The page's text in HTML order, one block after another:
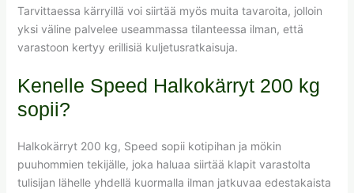
Tarvittaessa kärryillä voi siirtää myös muita tavaroita, jolloin
yksi väline palvelee useammassa tilanteessa ilman, että
varastoon kertyy erillisiä kuljetusratkaisuja.
Kenelle Speed Halkokärryt 200 kg
sopii?
Halkokärryt 200 kg, Speed sopii kotipihan ja mökin
puuhommien tekijälle, joka haluaa siirtää klapit varastolta
tulisijan lähelle yhdellä kuormalla ilman jatkuvaa edestakaista